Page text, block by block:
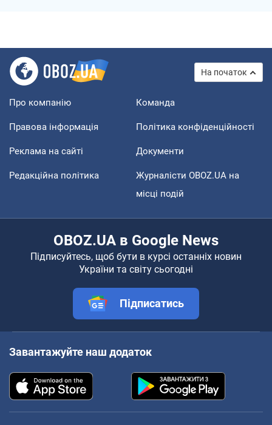
На початок
Про компанію Команда
Правова інформація Політика конфіденційності
Реклама на сайті Документи
Редакційна політика
Журналісти OBOZ.UA на
місці подій
OBOZ.UA в Google News
Підписуйтесь, щоб бути в курсі останніх новин
України та світу сьогодні
Підписатись
Завантажуйте наш додаток